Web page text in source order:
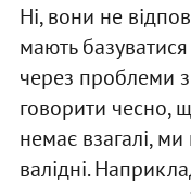
Ні, вони не
мають
через проблеми
говорити чесно,
немає взагалі,
валідні.